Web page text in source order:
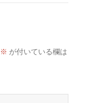
※ が付いている欄は